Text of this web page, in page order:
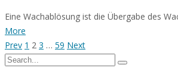
Eine Wachablösung ist die Übergabe des
More
Prev 1 2 3 … 59 Next